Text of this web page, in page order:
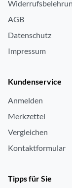
AGB
Datenschutz
Impressum
Kundenservice
Anmelden
Merkzettel
Vergleichen
Kontaktformular
Tipps für Sie